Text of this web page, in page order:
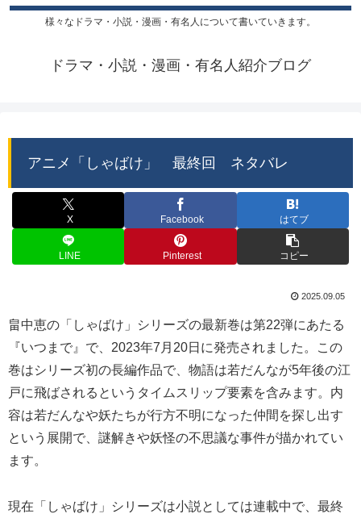
様々なドラマ・小説・漫画・有名人について書いていきます。
ドラマ・小説・漫画・有名人紹介ブログ
アニメ「しゃばけ」 最終回 ネタバレ
X Facebook はてブ
LINE Pinterest コピー
2025.09.05
畠中恵の「しゃばけ」シリーズの最新巻は第22弾にあたる
『いつまで』で、2023年7月20日に発売されました。この
巻はシリーズ初の長編作品で、物語は若だんなが5年後の江
戸に飛ばされるというタイムスリップ要素を含みます。内
容は若だんなや妖たちが行方不明になった仲間を探し出す
という展開で、謎解きや妖怪の不思議な事件が描かれてい
ます。
現在「しゃばけ」シリーズは小説としては連載中で、最終